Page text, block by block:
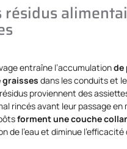
résidus
entraîne l’accumulationde
graisses dans les conduits et
proviennent des
rincés avant leur passage en
forment une couche
de l’eau et diminue l’efficacité